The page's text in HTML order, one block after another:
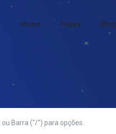
Home Pages Blog